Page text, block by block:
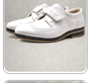
%41İndirim
Ücretsiz
Kargo